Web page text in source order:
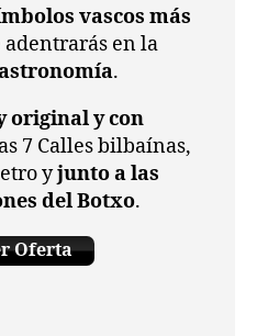
vascos más
adentrarás en la
.
original y con
7 Calles bilbaínas,
yjunto a las
del Botxo.
Oferta